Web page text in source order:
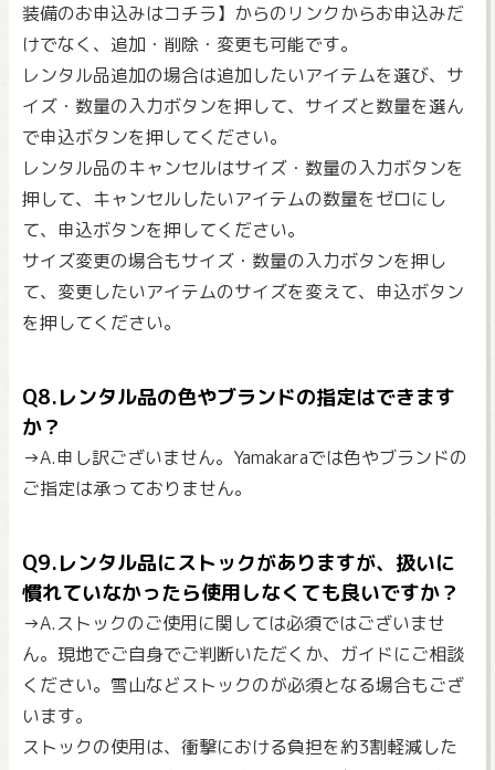
装備のお申込みはコチラ】からのリンクからお申込みだ
けでなく、追加・削除・変更も可能です。
レンタル品追加の場合は追加したいアイテムを選び、サ
イズ・数量の入力ボタンを押して、サイズと数量を選ん
で申込ボタンを押してください。
レンタル品のキャンセルはサイズ・数量の入力ボタンを
押して、キャンセルしたいアイテムの数量をゼロにし
て、申込ボタンを押してください。
サイズ変更の場合もサイズ・数量の入力ボタンを押し
て、変更したいアイテムのサイズを変えて、申込ボタン
を押してください。
Q8.レンタル品の色やブランドの指定はできます
か？
→A.申し訳ございません。Yamakaraでは色やブランドの
ご指定は承っておりません。
Q9.レンタル品にストックがありますが、扱いに
慣れていなかったら使用しなくても良いですか？
→A.ストックのご使用に関しては必須ではございませ
ん。現地でご自身でご判断いただくか、ガイドにご相談
ください。雪山などストックのが必須となる場合もござ
います。
ストックの使用は、衝撃における負担を約3割軽減した